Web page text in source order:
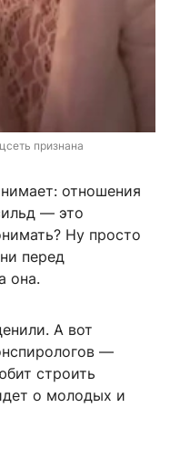
признана
отношения
— это
Ну просто
перед
она.
А вот
—
строить
о молодых и